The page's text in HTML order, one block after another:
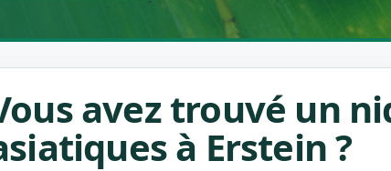
avez trouvé un
à Erstein ?